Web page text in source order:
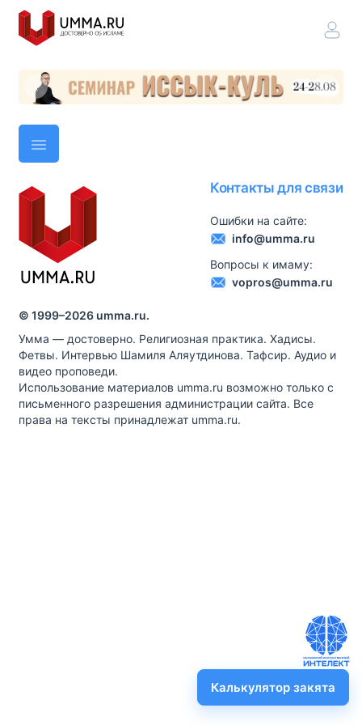
Контакты для связи
Ошибки на сайте:
info@umma.ru
Вопросы к имаму:
vopros@umma.ru
© 1999–2026 umma.ru.
Умма — достоверно. Религиозная практика. Хадисы.
Фетвы. Интервью Шамиля Аляутдинова. Тафсир. Аудио и
видео проповеди.
Использование материалов umma.ru возможно только с
письменного разрешения администрации сайта. Все
права на тексты принадлежат umma.ru.
Калькулятор закята